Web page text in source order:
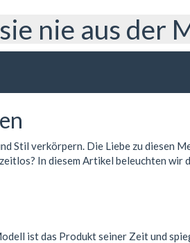
nie aus der
Stil verkörpern. Die Liebe zu diesen
In diesem Artikel beleuchten wir
ist das Produkt seiner Zeit und